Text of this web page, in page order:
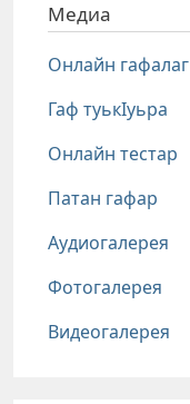
Медиа
Онлайн гафалаг
Гаф туькIуьра
Онлайн тестар
Патан гафар
Аудиогалерея
Фотогалерея
Видеогалерея